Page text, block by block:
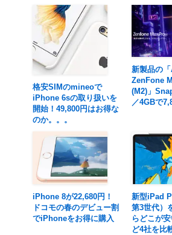
格安SIMのmineoで
iPhone 6sの取り扱いを
開始！49,800円はお得な
のか。。。
新製品の
ZenFone
(M2)」
／4GBで
iPhone 8が22,680円！
ドコモの春のデビュー割
でiPhoneをお得に購入
新型iPad
第3世代）
らどこが
ど4社を比